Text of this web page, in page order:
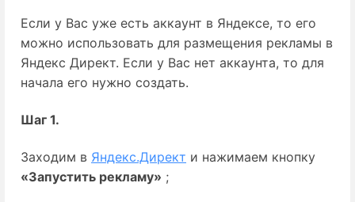
Если у Вас уже есть аккаунт в Яндексе, то его
можно использовать для размещения рекламы в
Яндекс Директ. Если у Вас нет аккаунта, то для
начала его нужно создать.
Шаг 1.
Заходим в Яндекс.Директ
«Запустить рекламу» ;